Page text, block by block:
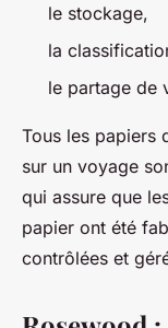
le stockage,
la
le partage de
Tous les papiers
sur un voyage
qui assure que
papier ont été
contrôlées et